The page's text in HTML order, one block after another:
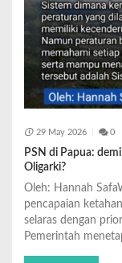
29 May 2026 0
PSN di Papua:
Oligarki?
Oleh: Hannah
pencapaian
selaras dengan
Pemerintah